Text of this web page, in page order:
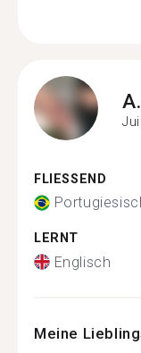
A.
FLIESSEND
LERNT
Englisch
Meine